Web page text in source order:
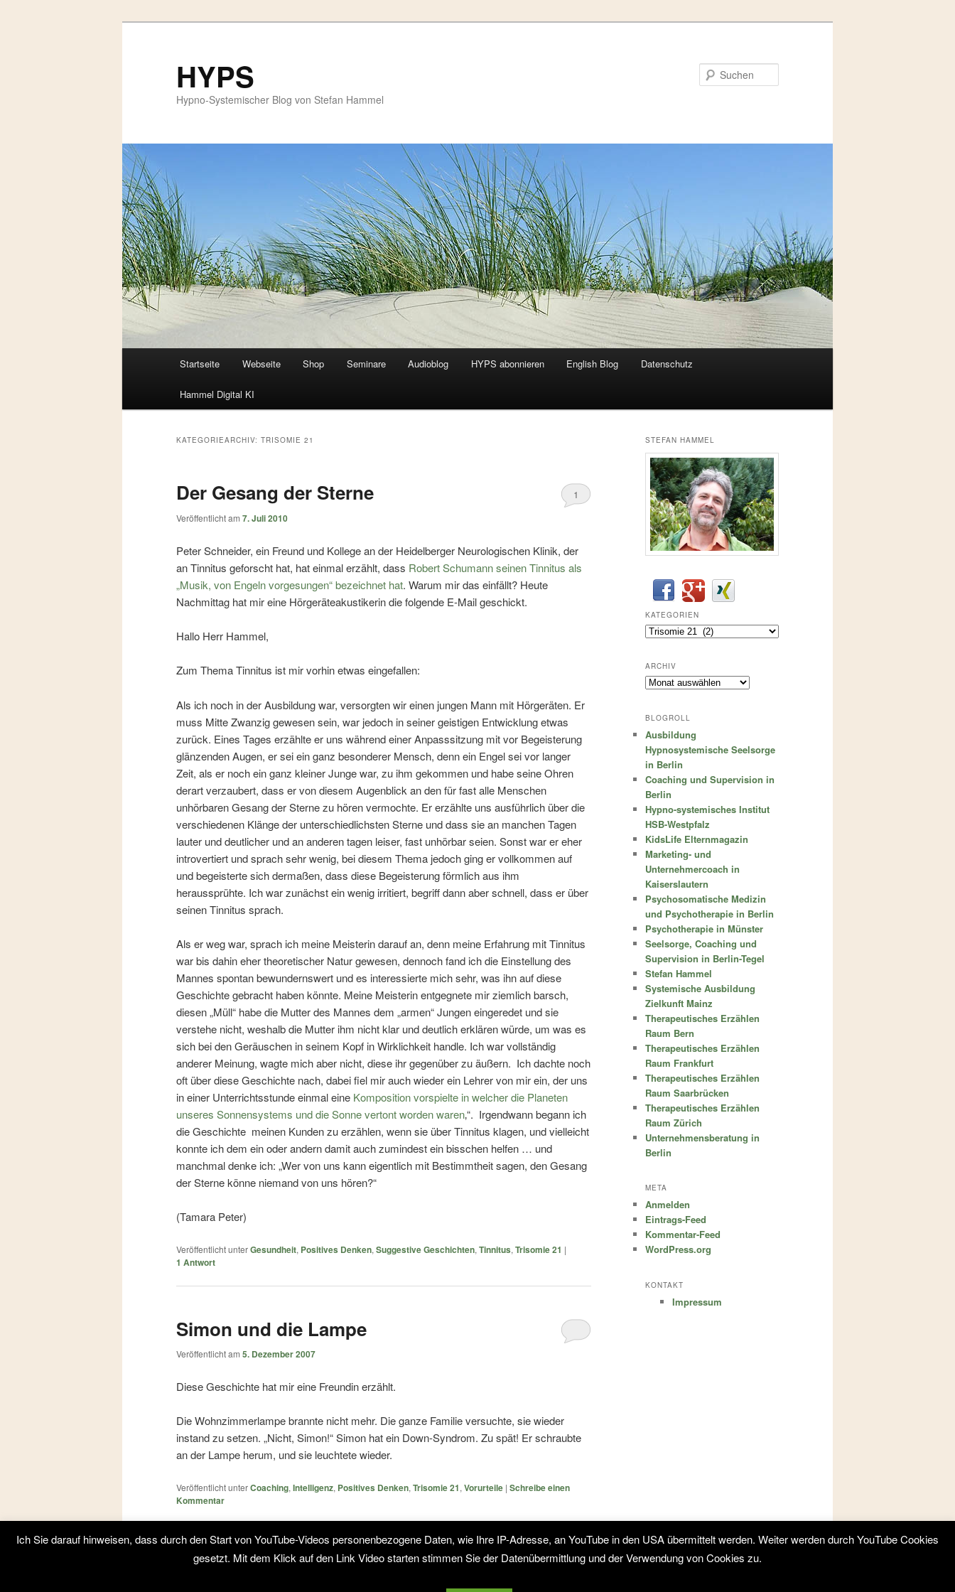
HYPS
Hypno-Systemischer Blog von Stefan Hammel
Zum
primären
Inhalt
Zum
sekundären
Inhalt
Startseite Webseite Shop Seminare Audioblog HYPS abonnieren English Blog Datenschutz
Hammel Digital KI
KATEGORIEARCHIV: TRISOMIE 21
Der Gesang der Sterne
Veröffentlicht am 7. Juli 2010
1
Peter Schneider, ein Freund und Kollege an der Heidelberger Neurologischen Klinik, der
an Tinnitus geforscht hat, hat einmal erzählt, dass Robert Schumann seinen Tinnitus als
„Musik, von Engeln vorgesungen“ bezeichnet hat. Warum mir das einfällt? Heute
Nachmittag hat mir eine Hörgeräteakustikerin die folgende E-Mail geschickt.
Hallo Herr Hammel,
Zum Thema Tinnitus ist mir vorhin etwas eingefallen:
Als ich noch in der Ausbildung war, versorgten wir einen jungen Mann mit Hörgeräten. Er
muss Mitte Zwanzig gewesen sein, war jedoch in seiner geistigen Entwicklung etwas
zurück. Eines Tages erzählte er uns während einer Anpasssitzung mit vor Begeisterung
glänzenden Augen, er sei ein ganz besonderer Mensch, denn ein Engel sei vor langer
Zeit, als er noch ein ganz kleiner Junge war, zu ihm gekommen und habe seine Ohren
derart verzaubert, dass er von diesem Augenblick an den für fast alle Menschen
unhörbaren Gesang der Sterne zu hören vermochte. Er erzählte uns ausführlich über die
verschiedenen Klänge der unterschiedlichsten Sterne und dass sie an manchen Tagen
lauter und deutlicher und an anderen tagen leiser, fast unhörbar seien. Sonst war er eher
introvertiert und sprach sehr wenig, bei diesem Thema jedoch ging er vollkommen auf
und begeisterte sich dermaßen, dass diese Begeisterung förmlich aus ihm
heraussprühte. Ich war zunächst ein wenig irritiert, begriff dann aber schnell, dass er über
seinen Tinnitus sprach.
Als er weg war, sprach ich meine Meisterin darauf an, denn meine Erfahrung mit Tinnitus
war bis dahin eher theoretischer Natur gewesen, dennoch fand ich die Einstellung des
Mannes spontan bewundernswert und es interessierte mich sehr, was ihn auf diese
Geschichte gebracht haben könnte. Meine Meisterin entgegnete mir ziemlich barsch,
diesen „Müll“ habe die Mutter des Mannes dem „armen“ Jungen eingeredet und sie
verstehe nicht, weshalb die Mutter ihm nicht klar und deutlich erklären würde, um was es
sich bei den Geräuschen in seinem Kopf in Wirklichkeit handle. Ich war vollständig
anderer Meinung, wagte mich aber nicht, diese ihr gegenüber zu äußern. Ich dachte noch
oft über diese Geschichte nach, dabei fiel mir auch wieder ein Lehrer von mir ein, der uns
in einer Unterrichtsstunde einmal eine Komposition vorspielte in welcher die Planeten
unseres Sonnensystems und die Sonne vertont worden waren‚“. Irgendwann begann ich
die Geschichte meinen Kunden zu erzählen, wenn sie über Tinnitus klagen, und vielleicht
konnte ich dem ein oder andern damit auch zumindest ein bisschen helfen … und
manchmal denke ich: „Wer von uns kann eigentlich mit Bestimmtheit sagen, den Gesang
der Sterne könne niemand von uns hören?“
(Tamara Peter)
Veröffentlicht unterGesundheit, Positives Denken, Suggestive Geschichten, Tinnitus, Trisomie 21 |
1 Antwort
Simon und die Lampe
Veröffentlicht am 5. Dezember 2007
Diese Geschichte hat mir eine Freundin erzählt.
Die Wohnzimmerlampe brannte nicht mehr. Die ganze Familie versuchte, sie wieder
instand zu setzen. „Nicht, Simon!“ Simon hat ein Down-Syndrom. Zu spät! Er schraubte
an der Lampe herum, und sie leuchtete wieder.
Veröffentlicht unterCoaching, Intelligenz, Positives Denken, Trisomie 21, Vorurteile | Schreibe einen
Kommentar
STEFAN HAMMEL
KATEGORIEN
Kategorien
ARCHIV
Archiv
BLOGROLL
Ausbildung
Hypnosystemische Seelsorge
in Berlin
Coaching und Supervision in
Berlin
Hypno-systemisches Institut
HSB-Westpfalz
KidsLife Elternmagazin
Marketing- und
Unternehmercoach in
Kaiserslautern
Psychosomatische Medizin
und Psychotherapie in Berlin
Psychotherapie in Münster
Seelsorge, Coaching und
Supervision in Berlin-Tegel
Stefan Hammel
Systemische Ausbildung
Zielkunft Mainz
Therapeutisches Erzählen
Raum Bern
Therapeutisches Erzählen
Raum Frankfurt
Therapeutisches Erzählen
Raum Saarbrücken
Therapeutisches Erzählen
Raum Zürich
Unternehmensberatung in
Berlin
META
Anmelden
Eintrags-Feed
Kommentar-Feed
WordPress.org
KONTAKT
Impressum
Ich Sie darauf hinweisen, dass durch den Start von YouTube-Videos personenbezogene Daten, wie Ihre IP-Adresse, an YouTube in den USA übermittelt werden. Weiter werden durch YouTube Cookies
gesetzt. Mit dem Klick auf den Link Video starten stimmen Sie der Datenübermittlung und der Verwendung von Cookies zu.